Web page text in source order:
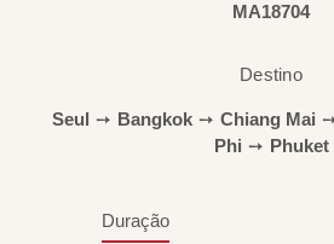
MA18704
Destino
Seul ➙ Bangkok ➙ Chiang Mai
Phi ➙ Phuket
Duração